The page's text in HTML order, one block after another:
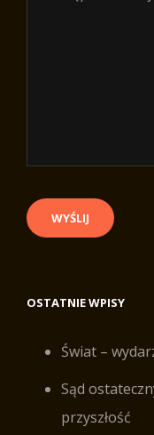
OSTATNIE WPISY
Świat –
Sąd
przyszłość